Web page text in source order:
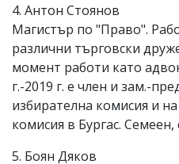
4. Антон Стоянов
Магистър по "Право".
различни търговски
момент работи като
г.-2019 г. е член и зам.-
избирателна комисия и
комисия в Бургас. Семеен,
5. Боян Дяков